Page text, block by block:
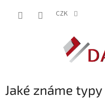
CZK
Jaké známe